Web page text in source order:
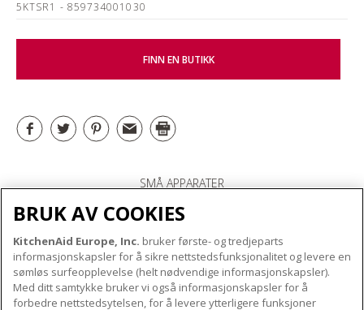
5KTSR1 - 859734001030
FINN EN BUTIKK
SMÅ APPARATER
OM KITCHENAID
Merkets kjerne
Merkehistorie
VÅRE PRODUKTER
BRUK AV COOKIES
KitchenAid Europe, Inc. bruker første- og tredjeparts
informasjonskapsler for å sikre nettstedsfunksjonalitet og levere en
sømløs surfeopplevelse (helt nødvendige informasjonskapsler).
Med ditt samtykke bruker vi også informasjonskapsler for å
forbedre nettstedsytelsen, for å levere ytterligere funksjoner